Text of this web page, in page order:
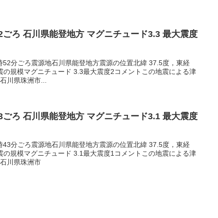
ろ 石川県能登地方 マグニチュード3.3 最大震度
分ごろ震源地石川県能登地方震源の位置北緯 37.5度，東経
規模マグニチュード 3.3最大震度2コメントこの地震による津
川県珠洲市...
ろ 石川県能登地方 マグニチュード3.1 最大震度
分ごろ震源地石川県能登地方震源の位置北緯 37.5度，東経
規模マグニチュード 3.1最大震度1コメントこの地震による津
川県珠洲市